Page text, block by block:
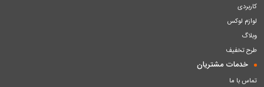
کاربردی
لوازم لوکس
وبلاگ
طرح تخفیف
خدمات مشتریان
تماس با ما